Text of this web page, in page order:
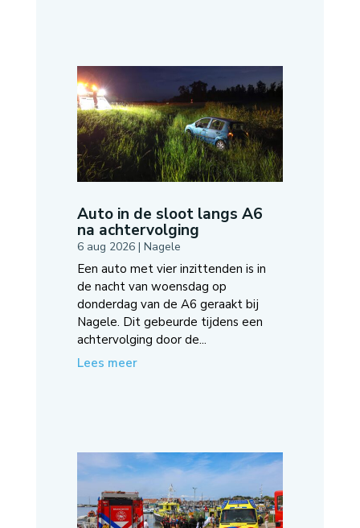
Auto in de sloot langs A6
na achtervolging
6 aug 2026| Nagele
Een auto met vier inzittenden is in
de nacht van woensdag op
donderdag van de A6 geraakt bij
Nagele. Dit gebeurde tijdens een
achtervolging door de...
Lees meer